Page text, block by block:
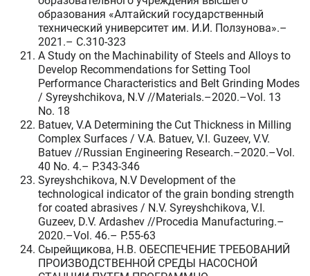
образования «Алтайский государственный
технический университет им. И.И. Ползунова».–
2021.– C.310-323
A Study on the Machinability of Steels and Alloys to
Develop Recommendations for Setting Tool
Performance Characteristics and Belt Grinding Modes
/ Syreyshchikova, N.V //Materials.–2020.–Vol. 13
No. 18
Batuev, V.A Determining the Cut Thickness in Milling
Complex Surfaces / V.A. Batuev, V.I. Guzeev, V.V.
Batuev //Russian Engineering Research.–2020.–Vol.
40 No. 4.– P.343-346
Syreyshchikova, N.V Development of the
technological indicator of the grain bonding strength
for coated abrasives / N.V. Syreyshchikova, V.I.
Guzeev, D.V. Ardashev //Procedia Manufacturing.–
2020.–Vol. 46.– P.55-63
Сырейщикова, Н.В. ОБЕСПЕЧЕНИЕ ТРЕБОВАНИЙ
ПРОИЗВОДСТВЕННОЙ СРЕДЫ НАСОСНОЙ